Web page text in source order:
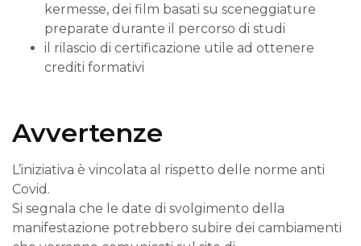
kermesse, dei film basati su sceneggiature
preparate durante il percorso di studi
il rilascio di certificazione utile ad ottenere
crediti formativi
Avvertenze
L’iniziativa è vincolata al rispetto delle norme anti
Covid.
Si segnala che le date di svolgimento della
manifestazione potrebbero subire dei cambiamenti